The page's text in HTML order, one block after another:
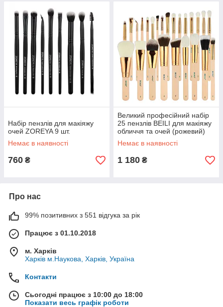
Пензлі для макіяжу - це незамінні інструменти, які
допомагають створити бездоганний і професійний макіяж.
Вони забезпечують рівномірне нанесення косметики,
економлять продукти і захищають шкіру. Під час вибору
пензлів важливо враховувати якість матеріалів, форму,
зручність використання і функціональність, щоб домогтися
найкращих результатів у макіяжі.
Набір пензлів для макіяжу
очей ZOREYA 9 шт.
Немає в наявності
760 ₴
Великий професійний набір
25 пензлів BEILI для макіяжу
обличчя та очей (рожевий)
Немає в наявності
1 180 ₴
Про нас
99% позитивних з 551 відгука за рік
Працює з 01.10.2018
м. Харків
Харків м.Наукова, Харків, Україна
Контакти
Сьогодні працює з 10:00 до 18:00
Показати весь графік роботи